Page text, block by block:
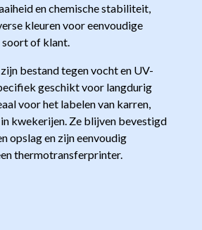
en chemische stabiliteit,
kleuren voor eenvoudige
of klant.
bestand tegen vocht en UV-
geschikt voor langdurig
voor het labelen van karren,
kwekerijen. Ze blijven bevestigd
opslag en zijn eenvoudig
thermotransferprinter.